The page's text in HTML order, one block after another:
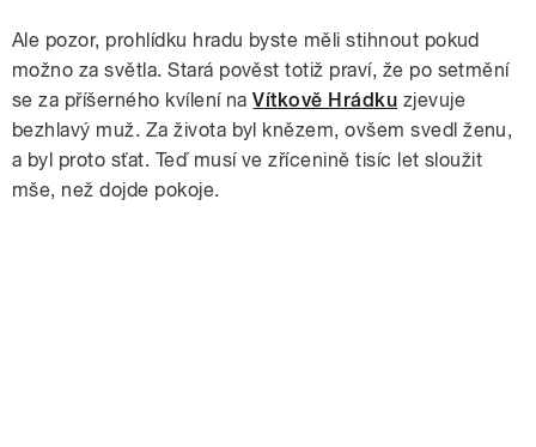
Ale pozor, prohlídku hradu byste měli stihnout pokud
možno za světla. Stará pověst totiž praví, že po setmění
se za příšerného kvílení naVítkově Hrádku zjevuje
bezhlavý muž. Za života byl knězem, ovšem svedl ženu,
a byl proto sťat. Teď musí ve zřícenině tisíc let sloužit
mše, než dojde pokoje.